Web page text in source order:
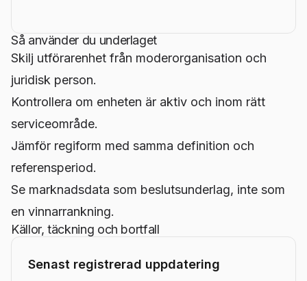
Så använder du underlaget
Skilj utförarenhet från moderorganisation och
juridisk person.
Kontrollera om enheten är aktiv och inom rätt
serviceområde.
Jämför regiform med samma definition och
referensperiod.
Se marknadsdata som beslutsunderlag, inte som
en vinnarrankning.
Källor, täckning och bortfall
Senast registrerad uppdatering